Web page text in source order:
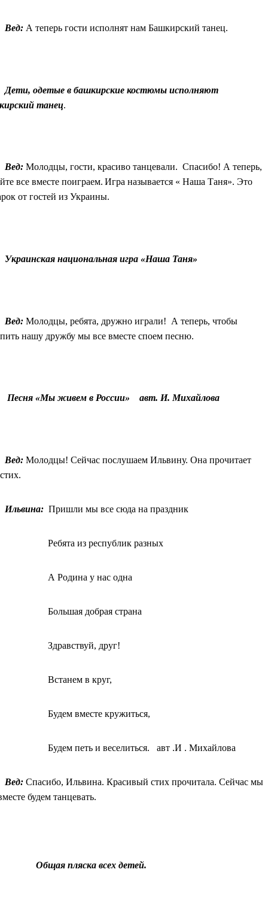
Вед: А теперь гости исполнят нам Башкирский танец.
Дети, одетые в башкирские костюмы исполняют
танец.
Вед: Молодцы, гости, красиво танцевали. Спасибо! А теперь,
все вместе поиграем. Игра называется « Наша Таня». Это
от гостей из Украины.
Украинская национальная игра «Наша Таня»
Вед: Молодцы, ребята, дружно играли! А теперь, чтобы
нашу дружбу мы все вместе споем песню.
Песня «Мы живем в России» авт. И. Михайлова
Вед: Молодцы! Сейчас послушаем Ильвину. Она прочитает
Ильвина: Пришли мы все сюда на праздник
Ребята из республик разных
А Родина у нас одна
Большая добрая страна
Здравствуй, друг!
Встанем в круг,
Будем вместе кружиться,
Будем петь и веселиться. авт .И . Михайлова
Вед: Спасибо, Ильвина. Красивый стих прочитала. Сейчас мы
будем танцевать.
Общая пляска всех детей.